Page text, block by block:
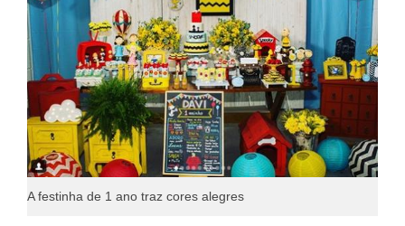
A festinha de 1 ano traz cores alegres